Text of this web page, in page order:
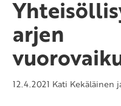
arjen
12.4.2021 Kati Kekäläinen